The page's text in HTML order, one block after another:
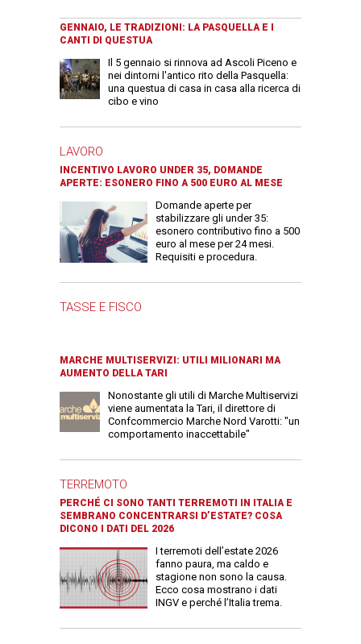
GENNAIO, LE TRADIZIONI: LA PASQUELLA E I
CANTI DI QUESTUA
Il 5 gennaio si rinnova ad Ascoli Piceno e
nei dintorni l'antico rito della Pasquella:
una questua di casa in casa alla ricerca di
cibo e vino
LAVORO
INCENTIVO LAVORO UNDER 35, DOMANDE
APERTE: ESONERO FINO A 500 EURO AL MESE
Domande aperte per
stabilizzare gli under 35:
esonero contributivo fino a 500
euro al mese per 24 mesi.
Requisiti e procedura.
TASSE E FISCO
MARCHE MULTISERVIZI: UTILI MILIONARI MA
AUMENTO DELLA TARI
Nonostante gli utili di Marche Multiservizi
viene aumentata la Tari, il direttore di
Confcommercio Marche Nord Varotti: "un
comportamento inaccettabile"
TERREMOTO
PERCHÉ CI SONO TANTI TERREMOTI IN ITALIA E
SEMBRANO CONCENTRARSI D’ESTATE? COSA
DICONO I DATI DEL 2026
I terremoti dell’estate 2026
fanno paura, ma caldo e
stagione non sono la causa.
Ecco cosa mostrano i dati
INGV e perché l’Italia trema.